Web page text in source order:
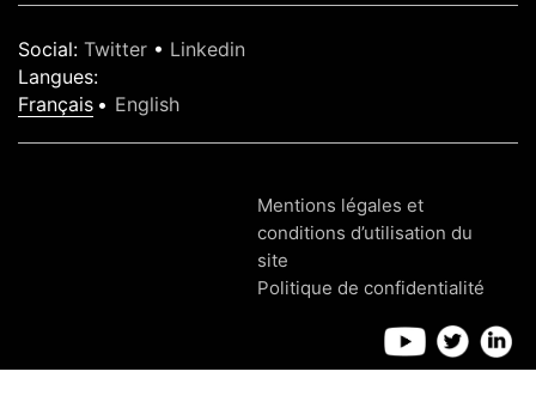
Social: Twitter • Linkedin
Langues:
Français
English
Mentions légales et
conditions d’utilisation du
site
Politique de confidentialité